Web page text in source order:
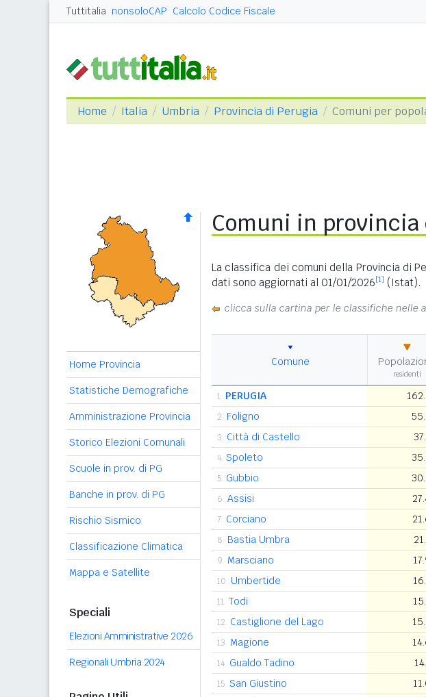
Tuttitalia nonsoloCAP Calcolo Codice Fiscale
Home Italia Umbria Provincia di Perugia Comuni per
Home Provincia
Statistiche Demografiche
Amministrazione Provincia
Storico Elezioni Comunali
Scuole in prov. di PG
Banche in prov. di PG
Rischio Sismico
Classificazione Climatica
Mappa e Satellite
Speciali
Elezioni Amministrative 2026
Regionali Umbria 2024
Comuni in provincia
La classifica dei comuni della Provincia di
dati sono aggiornati al 01/01/2026[1] (Istat).
clicca sulla cartina per le classifiche nelle
Comune
residenti
1. PERUGIA
2. Foligno
3. Città di Castello
4. Spoleto
5. Gubbio
6. Assisi
7. Corciano
8. Bastia Umbra
9. Marsciano
10. Umbertide
11. Todi
12. Castiglione del Lago
13. Magione
14. Gualdo Tadino
15. San Giustino